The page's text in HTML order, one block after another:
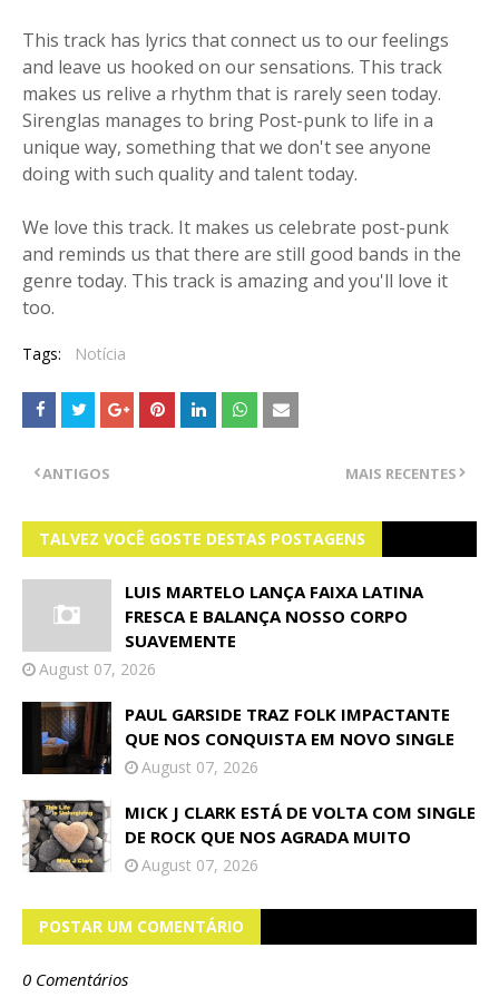
This track has lyrics that connect us to our feelings
and leave us hooked on our sensations. This track
makes us relive a rhythm that is rarely seen today.
Sirenglas manages to bring Post-punk to life in a
unique way, something that we don't see anyone
doing with such quality and talent today.
We love this track. It makes us celebrate post-punk
and reminds us that there are still good bands in the
genre today. This track is amazing and you'll love it
too.
Tags: Notícia
MAIS RECENTES
ANTIGOS
TALVEZ VOCÊ GOSTE DESTAS POSTAGENS
LUIS MARTELO LANÇA FAIXA LATINA
FRESCA E BALANÇA NOSSO CORPO
SUAVEMENTE
August 07, 2026
PAUL GARSIDE TRAZ FOLK IMPACTANTE
QUE NOS CONQUISTA EM NOVO SINGLE
August 07, 2026
MICK J CLARK ESTÁ DE VOLTA COM SINGLE
DE ROCK QUE NOS AGRADA MUITO
August 07, 2026
POSTAR UM COMENTÁRIO
0 Comentários